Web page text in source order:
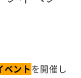
ベント を開催し